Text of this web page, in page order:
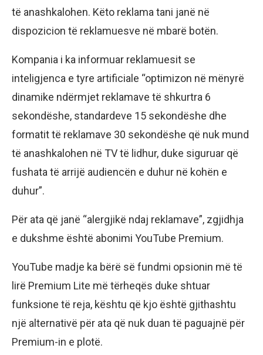
të anashkalohen. Këto reklama tani janë në
dispozicion të reklamuesve në mbarë botën.
Kompania i ka informuar reklamuesit se
inteligjenca e tyre artificiale “optimizon në mënyrë
dinamike ndërmjet reklamave të shkurtra 6
sekondëshe, standardeve 15 sekondëshe dhe
formatit të reklamave 30 sekondëshe që nuk mund
të anashkalohen në TV të lidhur, duke siguruar që
fushata të arrijë audiencën e duhur në kohën e
duhur”.
Për ata që janë “alergjikë ndaj reklamave”, zgjidhja
e dukshme është abonimi YouTube Premium.
YouTube madje ka bërë së fundmi opsionin më të
lirë Premium Lite më tërheqës duke shtuar
funksione të reja, kështu që kjo është gjithashtu
një alternativë për ata që nuk duan të paguajnë për
Premium-in e plotë.